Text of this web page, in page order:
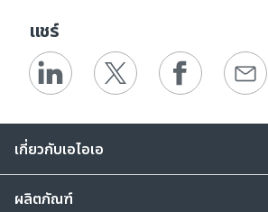
แชร์
เกี่ยวกับเอไอเอ
ผลิตภัณฑ์